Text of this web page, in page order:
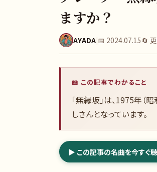
ますか？
AYADA|📅 2024.07.15🔄
📖 この記事でわかること
「無縁坂」は、1975年
しさんとなっています。
▶ この記事の名曲を今すぐ聴